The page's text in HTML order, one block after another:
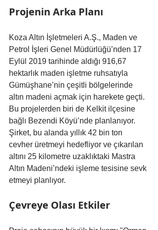
Projenin Arka Planı
Koza Altın İşletmeleri A.Ş., Maden ve
Petrol İşleri Genel Müdürlüğü’nden 17
Eylül 2019 tarihinde aldığı 916,67
hektarlık maden işletme ruhsatıyla
Gümüşhane’nin çeşitli bölgelerinde
altın madeni açmak için harekete geçti.
Bu projelerden biri de Kelkit ilçesine
bağlı Bezendi Köyü’nde planlanıyor.
Şirket, bu alanda yıllık 42 bin ton
cevher üretmeyi hedefliyor ve çıkarılan
altını 25 kilometre uzaklıktaki Mastra
Altın Madeni’ndeki işleme tesisine sevk
etmeyi planlıyor.
Çevreye Olası Etkiler